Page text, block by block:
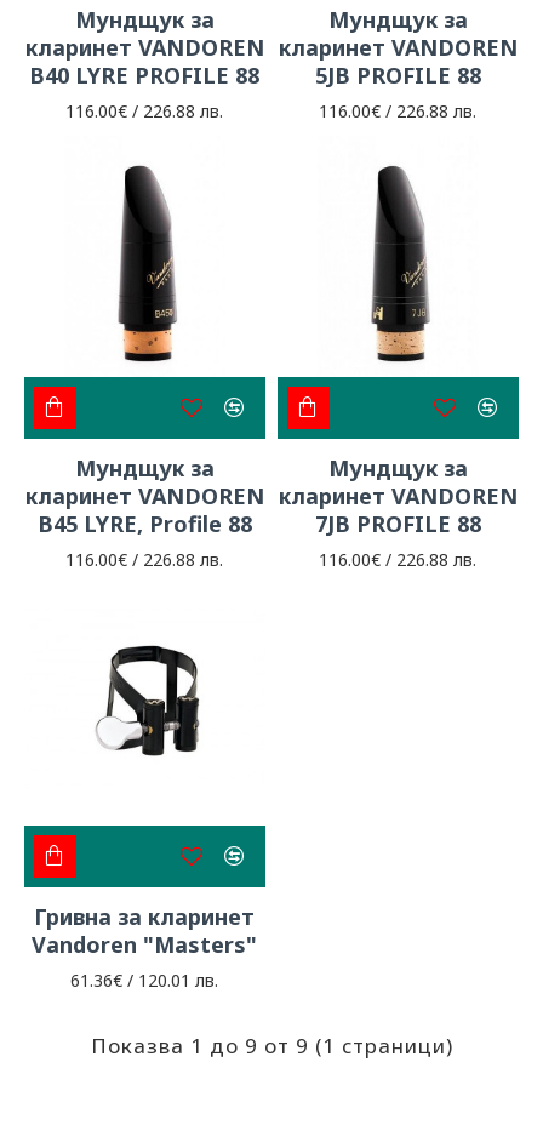
Мундщук за
кларинет VANDOREN
B40 LYRE PROFILE 88
116.00€ / 226.88 лв.
Мундщук за
кларинет VANDOREN
5JB PROFILE 88
116.00€ / 226.88 лв.
Мундщук за
кларинет VANDOREN
B45 LYRE, Profile 88
116.00€ / 226.88 лв.
Мундщук за
кларинет VANDOREN
7JB PROFILE 88
116.00€ / 226.88 лв.
Гривна за кларинет
Vandoren "Masters"
61.36€ / 120.01 лв.
Показва 1 до 9 от 9 (1 страници)